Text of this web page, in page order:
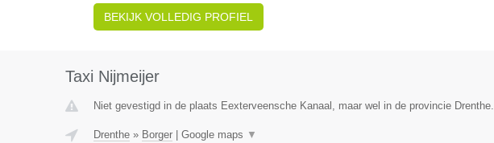
BEKIJK VOLLEDIG PROFIEL
Taxi Nijmeijer
Niet gevestigd in de plaats Eexterveensche Kanaal, maar wel in de provincie Drenthe.
Drenthe» Borger| Google maps ▼